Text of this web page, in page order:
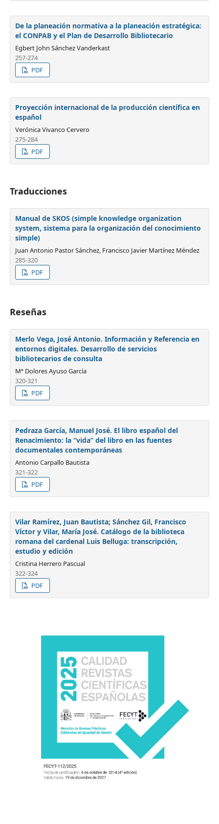
De la planeación normativa a la planeación estratégica:
el CONPAB y el Plan de Desarrollo Bibliotecario
Egbert John Sánchez Vanderkast
257-274
PDF
Proyección internacional de la producción científica en
español
Verónica Vivanco Cervero
275-284
PDF
Traducciones
Manual de SKOS (simple knowledge organization
system, sistema para la organización del conocimiento
simple)
Juan Antonio Pastor Sánchez, Francisco Javier Martínez Méndez
285-320
PDF
Reseñas
Merlo Vega, José Antonio. Información y Referencia en
entornos digitales. Desarrollo de servicios
bibliotecarios de consulta
Mª Dolores Ayuso García
320-321
PDF
Pedraza García, Manuel José. El libro español del
Renacimiento: la “vida” del libro en las fuentes
documentales contemporáneas
Antonio Carpallo Bautista
321-322
PDF
Vilar Ramírez, Juan Bautista; Sánchez Gil, Francisco
Víctor y Vilar, María José. Catálogo de la biblioteca
romana del cardenal Luis Belluga: transcripción,
estudio y edición
Cristina Herrero Pascual
322-324
PDF